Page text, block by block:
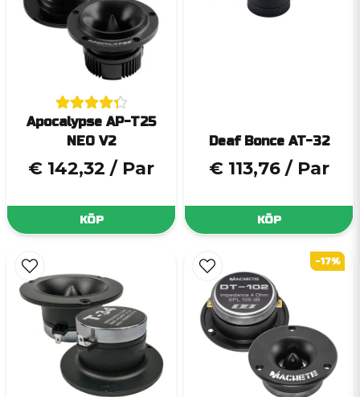
Apocalypse AP-T25
NEO V2
€ 142,32 / Par
KÖP
Deaf Bonce AT-32
€ 113,76 / Par
KÖP
-17%